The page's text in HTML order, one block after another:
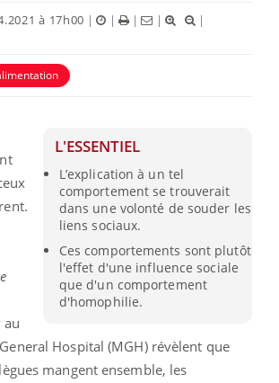
à 17h00 | | | |
|
L'ESSENTIEL
L’explication à un tel
comportement se trouverait
dans une volonté de souder les
liens sociaux.
Ces comportements sont plutôt
l'effet d'une influence sociale
que d'un comportement
d'homophilie.
au
Hospital (MGH) révèlent que
mangent ensemble, les